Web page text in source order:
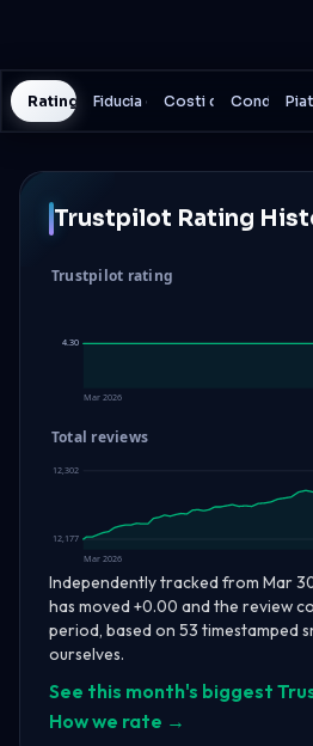
Rating HistoryFiducia e SicurezzaCosti di TradingCondizioni
Trustpilot Rating
Trustpilot rating
4.30
4.30
Mar 2026
Total reviews
12,302
12,177
Mar 2026
Independently tracked from Mar
has moved +0.00 and the review
period, based on 53 timestamped
ourselves.
See this month's biggest
How we rate →